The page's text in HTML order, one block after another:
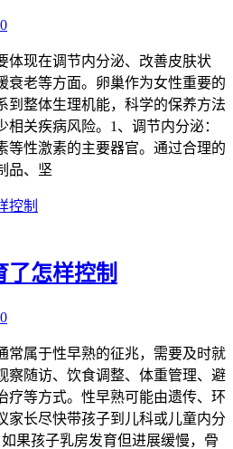
0
体现在调节内分泌、改善皮肤状
衰老等方面。卵巢作为女性重要的
到整体生理机能，科学的保养方法
关疾病风险。1、调节内分泌：
等性激素的主要器官。通过合理的
品、坚
了怎样控制
0
常属于性早熟的征兆，需要及时就
察随访、饮食调整、体重管理、避
疗等方式。性早熟可能由遗传、环
家长尽快带孩子到儿科或儿童内分
果孩子乳房发育但进展缓慢，骨